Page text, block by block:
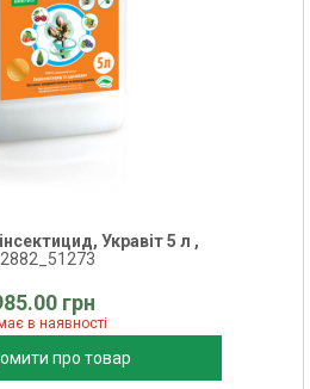
Укравіт 5 л ,
грн
в наявності
про товар